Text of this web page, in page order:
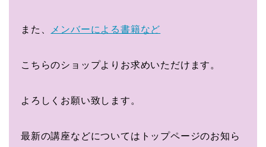
また、 メンバーによる書籍など
こちらのショップよりお求めいただけます。
よろしくお願い致します。
最新の講座などについてはトップページのお知ら